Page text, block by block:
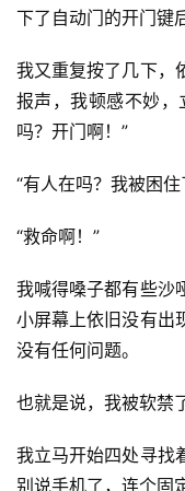
重
科
征
文
稿
章
下了自动门的开门键
我又重复按了几下，
报声，我顿感不妙，
吗？开门啊！”
“有人在吗？我被困住
“救命啊！”
我喊得嗓子都有些沙
小屏幕上依旧没有出
没有任何问题。
也就是说，我被软禁
我立马开始四处寻找
别说手机了，连个固